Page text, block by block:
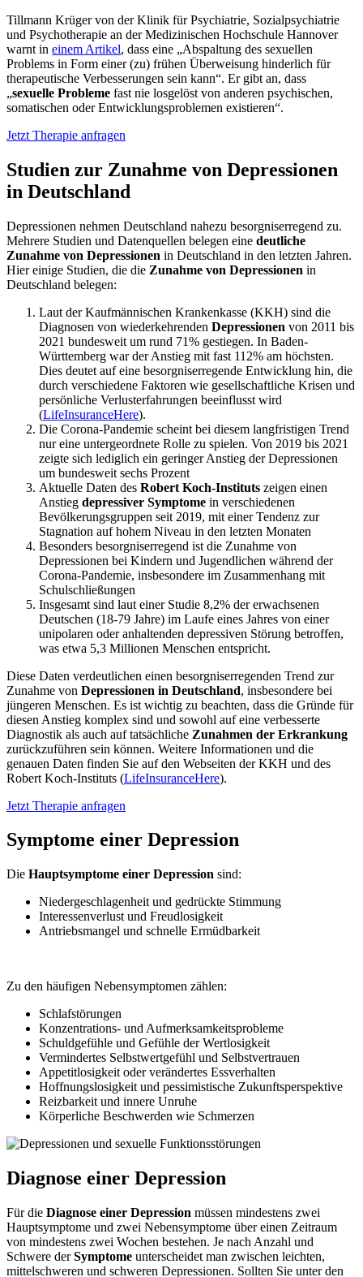
Tillmann Krüger von der Klinik für Psychiatrie, Sozialpsychiatrie
und Psychotherapie an der Medizinischen Hochschule Hannover
warnt in einem Artikel, dass eine „Abspaltung des sexuellen
Problems in Form einer (zu) frühen Überweisung hinderlich für
therapeutische Verbesserungen sein kann“. Er gibt an, dass
„sexuelle Probleme fast nie losgelöst von anderen psychischen,
somatischen oder Entwicklungsproblemen existieren“.
Jetzt Therapie anfragen
Studien zur Zunahme von Depressionen
in Deutschland
Depressionen nehmen Deutschland nahezu besorgniserregend zu.
Mehrere Studien und Datenquellen belegen eine deutliche
Zunahme von Depressionen in Deutschland in den letzten Jahren.
Hier einige Studien, die die Zunahme von Depressionen in
Deutschland belegen:
Laut der Kaufmännischen Krankenkasse (KKH) sind die
Diagnosen von wiederkehrenden Depressionen von 2011 bis
2021 bundesweit um rund 71% gestiegen. In Baden-
Württemberg war der Anstieg mit fast 112% am höchsten.
Dies deutet auf eine besorgniserregende Entwicklung hin, die
durch verschiedene Faktoren wie gesellschaftliche Krisen und
persönliche Verlusterfahrungen beeinflusst wird
(LifeInsuranceHere).
Die Corona-Pandemie scheint bei diesem langfristigen Trend
nur eine untergeordnete Rolle zu spielen. Von 2019 bis 2021
zeigte sich lediglich ein geringer Anstieg der Depressionen
um bundesweit sechs Prozent
Aktuelle Daten des Robert Koch-Instituts zeigen einen
Anstieg depressiver Symptome in verschiedenen
Bevölkerungsgruppen seit 2019, mit einer Tendenz zur
Stagnation auf hohem Niveau in den letzten Monaten
Besonders besorgniserregend ist die Zunahme von
Depressionen bei Kindern und Jugendlichen während der
Corona-Pandemie, insbesondere im Zusammenhang mit
Schulschließungen
Insgesamt sind laut einer Studie 8,2% der erwachsenen
Deutschen (18-79 Jahre) im Laufe eines Jahres von einer
unipolaren oder anhaltenden depressiven Störung betroffen,
was etwa 5,3 Millionen Menschen entspricht.
Diese Daten verdeutlichen einen besorgniserregenden Trend zur
Zunahme von Depressionen in Deutschland, insbesondere bei
jüngeren Menschen. Es ist wichtig zu beachten, dass die Gründe für
diesen Anstieg komplex sind und sowohl auf eine verbesserte
Diagnostik als auch auf tatsächliche Zunahmen der Erkrankung
zurückzuführen sein können. Weitere Informationen und die
genauen Daten finden Sie auf den Webseiten der KKH und des
Robert Koch-Instituts (LifeInsuranceHere).
Jetzt Therapie anfragen
Symptome einer Depression
Die Hauptsymptome einer Depression sind:
Niedergeschlagenheit und gedrückte Stimmung
Interessenverlust und Freudlosigkeit
Antriebsmangel und schnelle Ermüdbarkeit
Zu den häufigen Nebensymptomen zählen:
Schlafstörungen
Konzentrations- und Aufmerksamkeitsprobleme
Schuldgefühle und Gefühle der Wertlosigkeit
Vermindertes Selbstwertgefühl und Selbstvertrauen
Appetitlosigkeit oder verändertes Essverhalten
Hoffnungslosigkeit und pessimistische Zukunftsperspektive
Reizbarkeit und innere Unruhe
Körperliche Beschwerden wie Schmerzen
Diagnose einer Depression
Für die Diagnose einer Depression müssen mindestens zwei
Hauptsymptome und zwei Nebensymptome über einen Zeitraum
von mindestens zwei Wochen bestehen. Je nach Anzahl und
Schwere derSymptome unterscheidet man zwischen leichten,
mittelschweren und schweren Depressionen. Sollten Sie unter den